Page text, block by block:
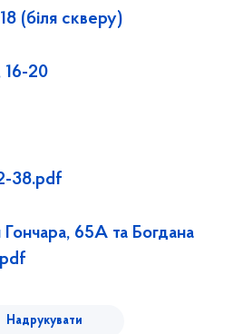
(біля скверу)
16-20
38.pdf
Гончара, 65А та Богдана
Надрукувати